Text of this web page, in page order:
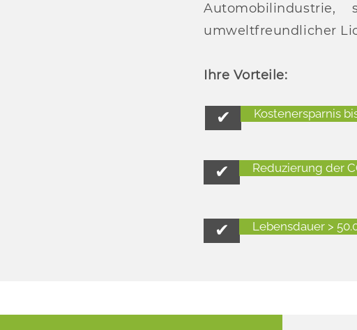
umweltfreundlicher
Ihre Vorteile:
✔ Kostenersparnis
✔ Reduzierung der
✔ Lebensdauer >